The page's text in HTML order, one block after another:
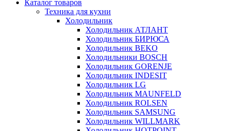
Каталог товаров
Техника для кухни
Холодильник
Холодильник АТЛАНТ
Холодильник БИРЮСА
Холодильник BEKO
Холодильники BOSCH
Холодильник GORENJE
Холодильник INDESIT
Холодильник LG
Холодильник MAUNFELD
Холодильник ROLSEN
Холодильник SAMSUNG
Холодильник WILLMARK